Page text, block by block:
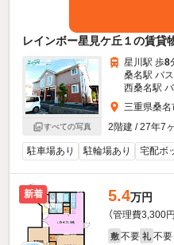
レインボー星見ケ丘１の賃貸
すべての写真
星川駅 歩8
桑名駅 バス
西桑名駅
三重県桑名
2階建 / 27年7
駐車場あり 駐輪場あり 宅配ボ
新着 5.4万円
（管理費3,300円
敷 不要 礼 不要